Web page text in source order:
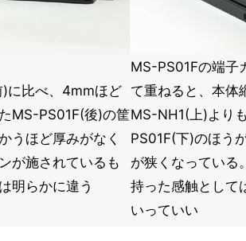
に比べ、4mmほど
MS-PS01F(後)の筐
うほど厚みがなく
が施されているも
明らかに違う
MS-PS01Fの端子
て重ねると、本体
MS-NH1(上)より
PS01F(下)のほう
が狭くなっている
持った感触として
いっていい